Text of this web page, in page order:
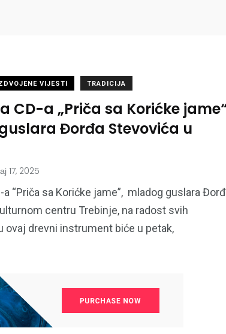
VIJESTI TRADICIJA
CD-a „Priča sa Korićke
Đorđa Stevovića u
17, 2025
a “Priča sa Korićke jame”, mladog guslara
centru Trebinje, na radost svih
ovaj drevni instrument biće u petak,